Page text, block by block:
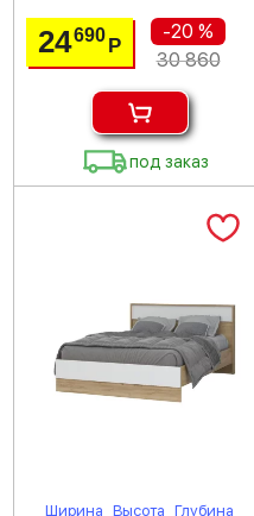
24690Р
-20 %
30 860
под заказ
Ширина Высота Глубина